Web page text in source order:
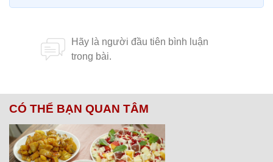
CÓ THỂ BẠN QUAN TÂM